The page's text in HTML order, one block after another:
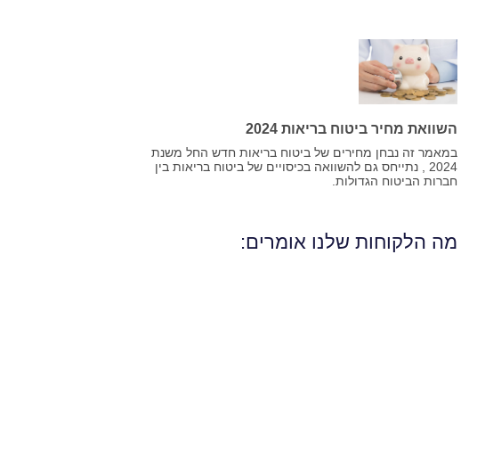
השוואת מחיר ביטוח בריאות 2024
במאמר זה נבחן מחירים של ביטוח בריאות חדש החל משנת
2024 , נתייחס גם להשוואה בכיסויים של ביטוח בריאות בין
חברות הביטוח הגדולות.
מה הלקוחות שלנו אומרים: